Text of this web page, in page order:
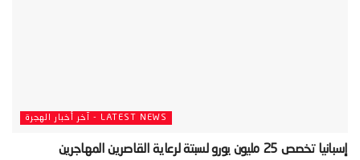
LATEST NEWS - آخر أخبار الهجرة
‫إسبانيا تخصص 25 مليون يورو لسبتة لرعاية القاصرين المهاجرين‬